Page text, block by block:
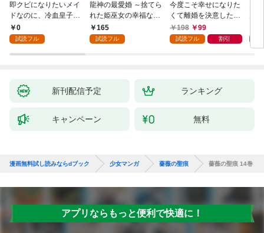
即クビになりたいメイ
ドなのに、冷血皇子に
執着されています第1
話
0
試読フル
龍神の最愛婚 ～捨てら
れた姫巫女の幸福な嫁
入り～: 1
165
試読フル
今度こそ幸せになりた
くて離婚を決意したと
ころ、無表情な旦那様
が「愛してる」と言っ
198 99
試読フル 割引
新刊配信予定 ランキング
キャンペーン 無料
漫画無料試し読みならdブック 少女マンガ 薔薇の聖痕 薔薇の聖痕 14巻
アプリならもっと便利で快適に！